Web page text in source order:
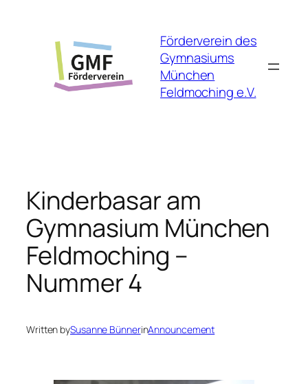
Förderverein des
Gymnasiums
München
Feldmoching e.V.
Kinderbasar am
Gymnasium München
Feldmoching –
Nummer 4
Written bySusanne BünnerinAnnouncement